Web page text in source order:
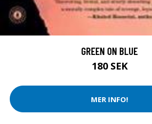
GREEN ON BLUE
180 SEK
MER INFO!